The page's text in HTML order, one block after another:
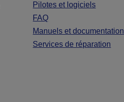
Pilotes et logiciels
FAQ
Manuels et documentation
Services de réparation